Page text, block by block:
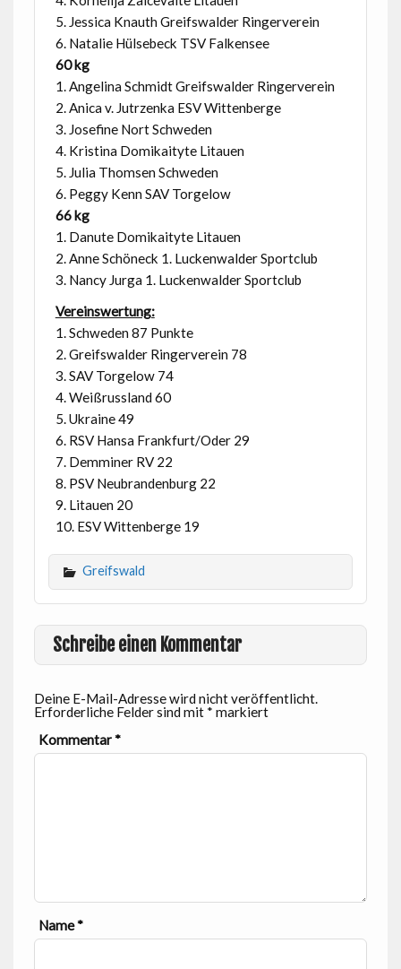
5. Jessica Knauth Greifswalder Ringerverein
6. Natalie Hülsebeck TSV Falkensee
60 kg
1. Angelina Schmidt Greifswalder Ringerverein
2. Anica v. Jutrzenka ESV Wittenberge
3. Josefine Nort Schweden
4. Kristina Domikaityte Litauen
5. Julia Thomsen Schweden
6. Peggy Kenn SAV Torgelow
66 kg
1. Danute Domikaityte Litauen
2. Anne Schöneck 1. Luckenwalder Sportclub
3. Nancy Jurga 1. Luckenwalder Sportclub
Vereinswertung:
1. Schweden 87 Punkte
2. Greifswalder Ringerverein 78
3. SAV Torgelow 74
4. Weißrussland 60
5. Ukraine 49
6. RSV Hansa Frankfurt/Oder 29
7. Demminer RV 22
8. PSV Neubrandenburg 22
9. Litauen 20
10. ESV Wittenberge 19
Greifswald
Schreibe einen Kommentar
Deine E-Mail-Adresse wird nicht veröffentlicht.
Erforderliche Felder sind mit * markiert
Kommentar*
Name*